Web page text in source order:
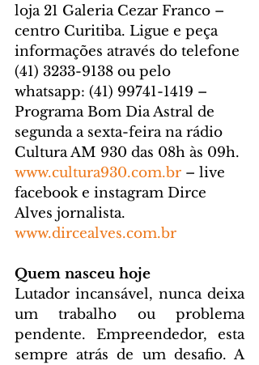
loja 21 Galeria Cezar Franco –
centro Curitiba. Ligue e peça
informações através do telefone
(41) 3233-9138 ou pelo
whatsapp: (41) 99741-1419 –
Programa Bom Dia Astral de
segunda a sexta-feira na rádio
Cultura AM 930 das 08h às 09h.
www.cultura930.com.br – live
facebook e instagram Dirce
Alves jornalista.
www.dircealves.com.br
Quem nasceu hoje
Lutador incansável, nunca deixa
um trabalho ou problema
pendente. Empreendedor, esta
sempre atrás de um desafio. A